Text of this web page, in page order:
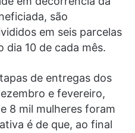
são
em seis parcelas
dia 10 de cada mês.
de entregas dos
e fevereiro,
8 mil mulheres foram
é de que, ao final